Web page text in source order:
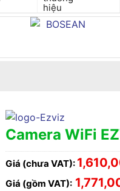
Camera WiFi
Giá (chưa VAT):
Giá (gồm VAT):